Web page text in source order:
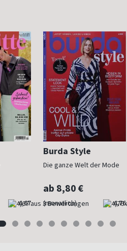
4,67
Burda Style
Die ganze Welt der Mode
ab 8,80 €
(monatlich) 4,76